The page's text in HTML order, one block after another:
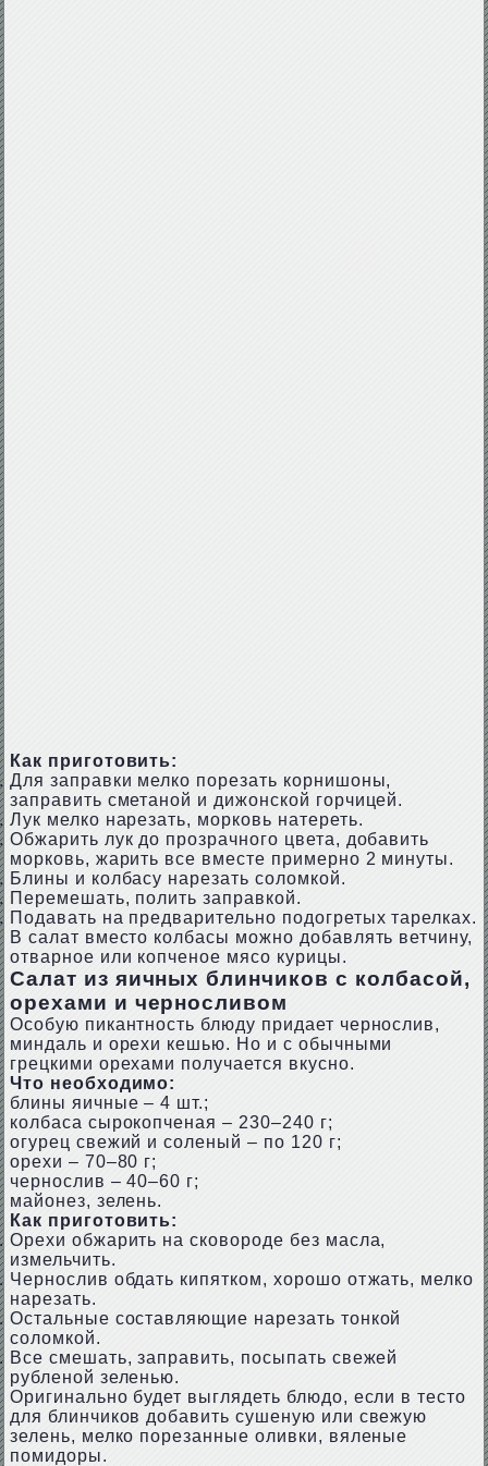
Как приготовить:
Для заправки мелко порезать корнишоны,
заправить сметаной и дижонской горчицей.
Лук мелко нарезать, морковь натереть.
Обжарить лук до прозрачного цвета, добавить
морковь, жарить все вместе примерно 2 минуты.
Блины и колбасу нарезать соломкой.
Перемешать, полить заправкой.
Подавать на предварительно подогретых тарелках.
В салат вместо колбасы можно добавлять ветчину,
отварное или копченое мясо курицы.
Салат из яичных блинчиков с колбасой,
орехами и черносливом
Особую пикантность блюду придает чернослив,
миндаль и орехи кешью. Но и с обычными
грецкими орехами получается вкусно.
Что необходимо:
блины яичные – 4 шт.;
колбаса сырокопченая – 230–240 г;
огурец свежий и соленый – по 120 г;
орехи – 70–80 г;
чернослив – 40–60 г;
майонез, зелень.
Как приготовить:
Орехи обжарить на сковороде без масла,
измельчить.
Чернослив обдать кипятком, хорошо отжать, мелко
нарезать.
Остальные составляющие нарезать тонкой
соломкой.
Все смешать, заправить, посыпать свежей
рубленой зеленью.
Оригинально будет выглядеть блюдо, если в тесто
для блинчиков добавить сушеную или свежую
зелень, мелко порезанные оливки, вяленые
помидоры.